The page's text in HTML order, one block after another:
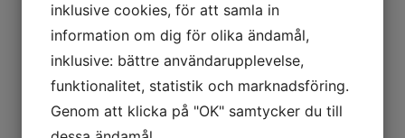
Tryggheten ökar mest i Sollentuna
Recent Comments
Inga kommentarer att visa.
inklusive cookies, för att samla in
information om dig för olika ändamål,
inklusive: bättre användarupplevelse,
funktionalitet, statistik och marknadsföring.
Genom att klicka på "OK" samtycker du till